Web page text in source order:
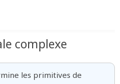
complexe
les primitives de